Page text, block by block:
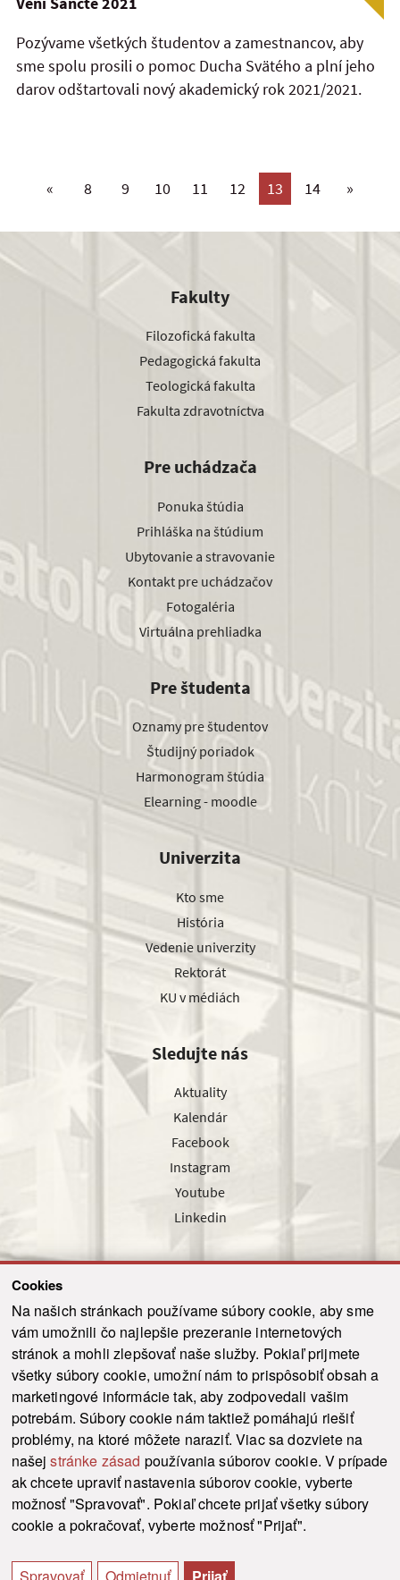
Cookies
Na našich stránkach používame súbory cookie, aby sme
vám umožnili čo najlepšie prezeranie internetových
stránok a mohli zlepšovať naše služby. Pokiaľ prijmete
všetky súbory cookie, umožní nám to prispôsobiť obsah a
marketingové informácie tak, aby zodpovedali vašim
potrebám. Súbory cookie nám taktiež pomáhajú riešiť
problémy, na ktoré môžete naraziť. Viac sa dozviete na
našejstránke zásad používania súborov cookie. V prípade
ak chcete upraviť nastavenia súborov cookie, vyberte
možnosť "Spravovať". Pokiaľ chcete prijať všetky súbory
cookie a pokračovať, vyberte možnosť "Prijať".
Pozývame všetkých študentov a zamestnancov, aby
sme spolu prosili o pomoc Ducha Svätého a plní jeho
darov odštartovali nový akademický rok 2021/2021.
« »
8 9 10 11 12 13 14
Fakulty
Filozofická fakulta
Pedagogická fakulta
Teologická fakulta
Fakulta zdravotníctva
Pre uchádzača
Ponuka štúdia
Prihláška na štúdium
Ubytovanie a stravovanie
Kontakt pre uchádzačov
Fotogaléria
Virtuálna prehliadka
Pre študenta
Oznamy pre študentov
Študijný poriadok
Harmonogram štúdia
Elearning - moodle
Univerzita
Kto sme
História
Vedenie univerzity
Rektorát
KU v médiách
Sledujte nás
Aktuality
Kalendár
Facebook
Instagram
Youtube
Linkedin
Odoslať
© 2021-2026 ku.sk. Všetky práva vyhradené. | Ochrana osobných údajov
Vyhlásenie o prístupnosti |
Admin
This site is protected by reCAPTCHA and the Google Privacy Policy and Terms of
Service
apply.